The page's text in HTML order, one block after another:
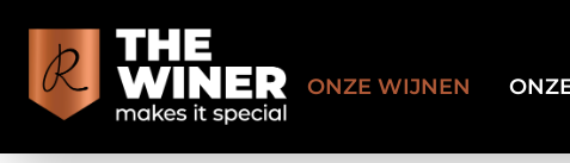
ONZE WIJNEN